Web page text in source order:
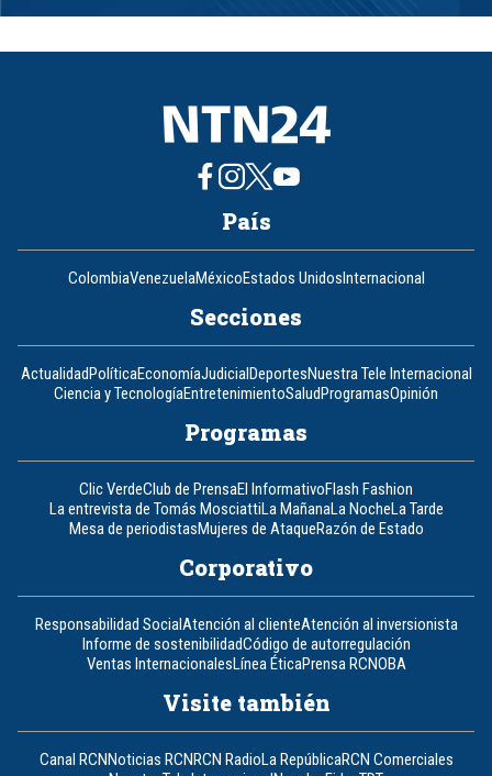
1
8
País
ColombiaVenezuelaMéxicoEstados UnidosInternacional
Secciones
ActualidadPolíticaEconomíaJudicialDeportesNuestra Tele Internacional
Ciencia y TecnologíaEntretenimientoSaludProgramasOpinión
Programas
Clic VerdeClub de PrensaEl InformativoFlash Fashion
La entrevista de Tomás MosciattiLa MañanaLa NocheLa Tarde
Mesa de periodistasMujeres de AtaqueRazón de Estado
Corporativo
Responsabilidad SocialAtención al clienteAtención al inversionista
Informe de sostenibilidadCódigo de autorregulación
Ventas InternacionalesLínea ÉticaPrensa RCNOBA
Visite también
Canal RCNNoticias RCNRCN RadioLa RepúblicaRCN Comerciales